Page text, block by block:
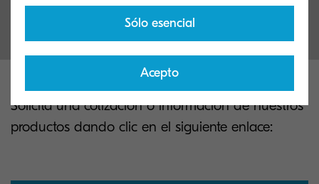
Solicita una cotización o información de nuestros
productos dando clic en el siguiente enlace:
Sólo esencial
Acepto